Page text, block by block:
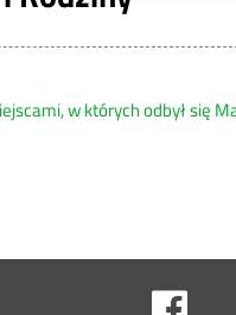
w których odbył się